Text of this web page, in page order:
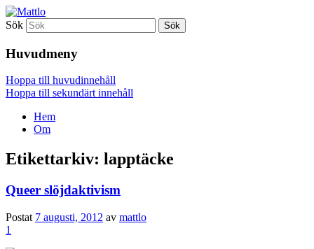
Mattlo
Sök
Huvudmeny
Hoppa till huvudinnehåll
Hoppa till sekundärt innehåll
Hem
Om
Etikettarkiv: lapptäcke
Queer slöjdaktivism
Postat 7 augusti, 2012 av mattlo
1